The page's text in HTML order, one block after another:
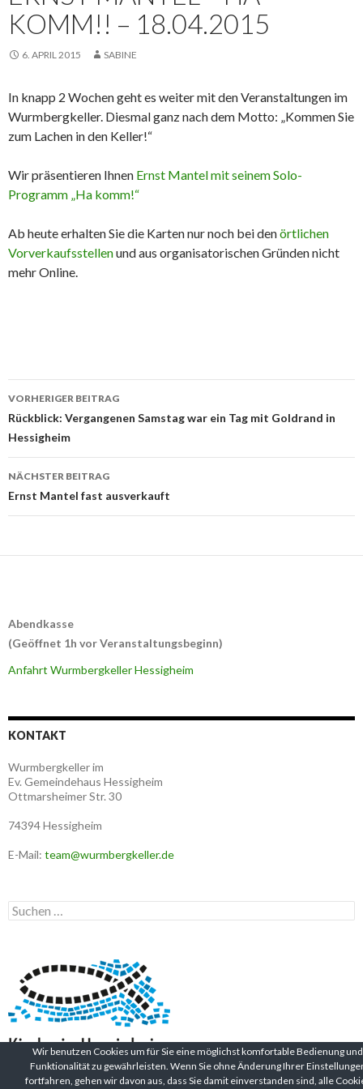
KOMM!! – 18.04.2015
6. APRIL 2015 SABINE
In knapp 2 Wochen geht es weiter mit den Veranstaltungen im
Wurmbergkeller. Diesmal ganz nach dem Motto: „Kommen Sie
zum Lachen in den Keller!“
Wir präsentieren Ihnen Ernst Mantel mit seinem Solo-
Programm „Ha komm!“
Ab heute erhalten Sie die Karten nur noch bei denörtlichen
Vorverkaufsstellenund aus organisatorischen Gründen nicht
mehr Online.
Beitrags-
Navigation
VORHERIGER BEITRAG
Rückblick: Vergangenen Samstag war ein Tag mit Goldrand in
Hessigheim
NÄCHSTER BEITRAG
Ernst Mantel fast ausverkauft
Abendkasse
(Geöffnet 1h vor Veranstaltungsbeginn)
Anfahrt Wurmbergkeller Hessigheim
KONTAKT
Wurmbergkeller im
Ev. Gemeindehaus Hessigheim
Ottmarsheimer Str. 30
74394 Hessigheim
E-Mail: team@wurmbergkeller.de
Suchen
nach:
Wir benutzen Cookies um für Sie eine möglichst komfortable Bedienung und
Funktionalität zu gewährleisten. Wenn Sie ohne Änderung Ihrer
fortfahren, gehen wir davon aus, dass Sie damit einverstanden sind, alle